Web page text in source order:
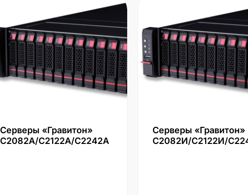
Серверы «Гравитон»
С2082А/С2122А/С2242А
Серверы «Гравитон»
С2082И/С2122И/